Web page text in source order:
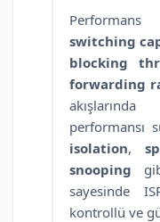
switching
blocking
forwarding
performansı
isolation,
snooping
sayesinde
kontrollü ve